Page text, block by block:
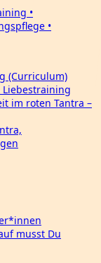
(Curriculum)
Liebestraining
im roten Tantra –
musst Du